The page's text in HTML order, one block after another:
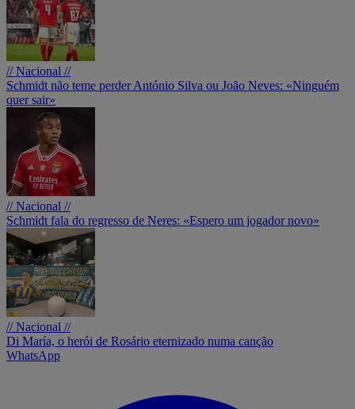
// Nacional //
Schmidt não teme perder António Silva ou João Neves: «Ninguém
quer sair»
// Nacional //
Schmidt fala do regresso de Neres: «Espero um jogador novo»
// Nacional //
Di María, o herói de Rosário eternizado numa canção
WhatsApp